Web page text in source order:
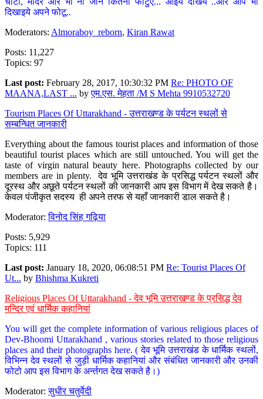
दिखाइये अपने फोटू..
Moderators: Almoraboy_reborn, Kiran Rawat
Posts: 11,227
Topics: 97
Last post: February 28, 2017, 10:30:32 PM Re: PHOTO OF
MAANA,LAST ... byएम.एस. मेहता /M S Mehta 9910532720
Tourism Places Of Uttarakhand - उत्तराखण्ड के पर्यटन स्थलों से
सम्बन्धित जानकारी
Everything about the famous tourist places and information of those
beautiful tourist places which are still untouched. You will get the
taste of virgin natural beauty here. Photographs collected by our
members are in plenty. देव भूमि उत्तराखंड के प्रसिद्ध पर्यटन स्थलों और
दूरस्थ और अछूते पर्यटन स्थलों की जानकारी आप इस विभाग में देख सकते है।
केवल पंजीकृत सदस्य ही अपने तरफ से यहाँ जानकारी डाल सकते है।
Moderator:विनोद सिंह गढ़िया
Posts: 5,929
Topics: 111
Last post: January 18, 2020, 06:08:51 PM Re: Tourist Places Of
Ut... by Bhishma Kukreti
Religious Places Of Uttarakhand - देव भूमि उत्तराखण्ड के प्रसिद्ध देव
मन्दिर एवं धार्मिक कहानियां
You will get the complete information of various religious places of
Dev-Bhoomi Uttarakhand , various stories related to those religious
places and their photographs here. ( देव भूमि उत्तराखंड के धार्मिक स्थलों,
विभिन्न देव स्थलों से जुड़ी धार्मिक कहानियां और संबंधित जानकारी और उनकी
फोटो आप इस विभाग के अर्न्तगत देख सकते है।)
Moderator:सुधीर चतुर्वेदी